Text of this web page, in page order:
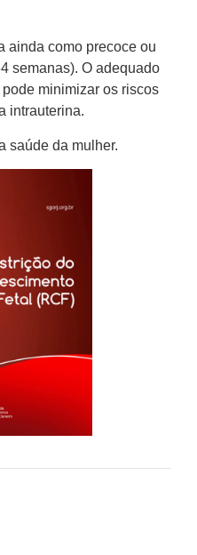
ainda como precoce ou
semanas). O adequado
minimizar os riscos
intrauterina.
saúde da mulher.